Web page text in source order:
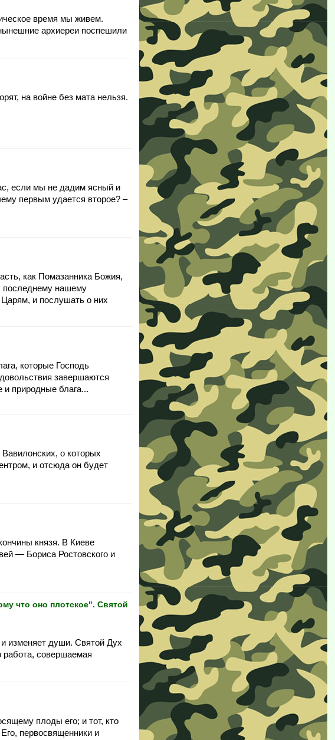
время мы живем.
архиереи поспешили
на войне без мата нельзя.
если мы не дадим ясный и
первым удается второе? –
как Помазанника Божия,
последнему нашему
и послушать о них
которые Господь
завершаются
и природные блага...
о которых
и отсюда он будет
князя. В Киеве
— Бориса Ростовского и
что оно плотское". Святой
изменяет души. Святой Дух
работа, совершаемая
плоды его; и тот, кто
первосвященники и